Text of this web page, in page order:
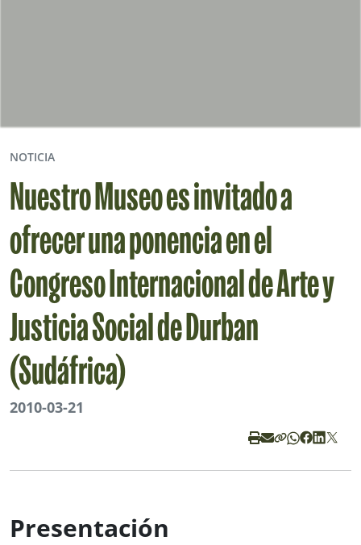
NOTICIA
Nuestro Museo es invitado a
ofrecer una ponencia en el
Congreso Internacional de Arte y
Justicia Social de Durban
(Sudáfrica)
2010-03-21
Presentación